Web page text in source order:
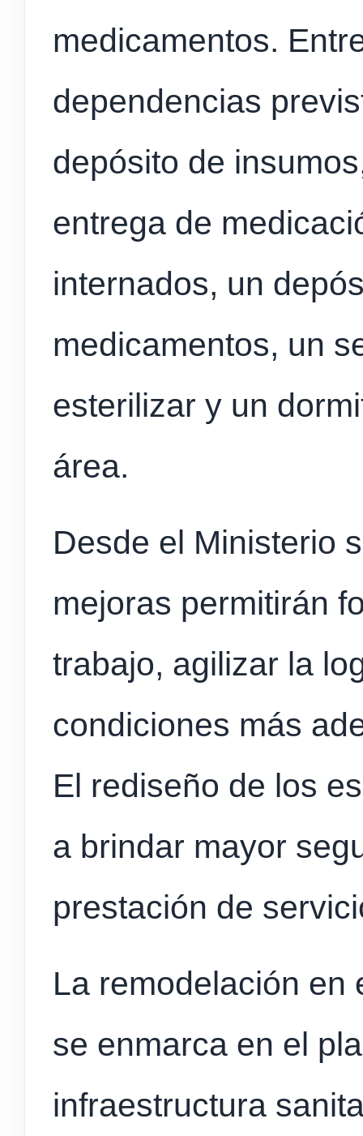
medicamentos.
dependencias
depósito de
entrega de
internados, un
medicamentos, un
esterilizar y un
área.
Desde el Ministerio
mejoras permitirán
trabajo, agilizar la
condiciones más
El rediseño de los
a brindar mayor
prestación de
La remodelación en
se enmarca en el
infraestructura